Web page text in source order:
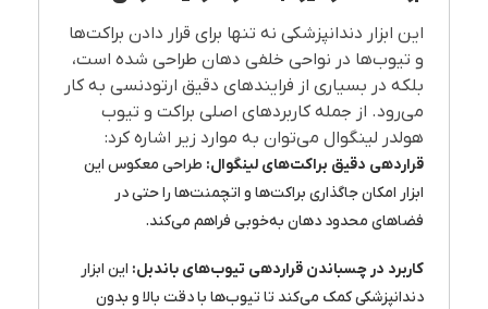
این ابزار دندانپزشکی نه تنها برای قرار دادن براکت‌ها
و تیوب‌ها در نواحی خلفی دهان طراحی شده است،
بلکه در بسیاری از فرایندهای دقیق ارتودنسی به کار
می‌رود. از جمله کاربردهای اصلی براکت و تیوب
هولدر لینگوال می‌توان به موارد زیر اشاره کرد:
قراردهی دقیق براکت‌های لینگوال: طراحی معکوس این
ابزار امکان جاگذاری براکت‌ها و اتچمنت‌ها را حتی در
فضاهای محدود دهان به‌خوبی فراهم می‌کند.
کاربرد در چسباندن قراردهی تیوب‌های باندبل: این ابزار
دندانپزشکی کمک می‌کند تا تیوب‌ها با دقت بالا و بدون